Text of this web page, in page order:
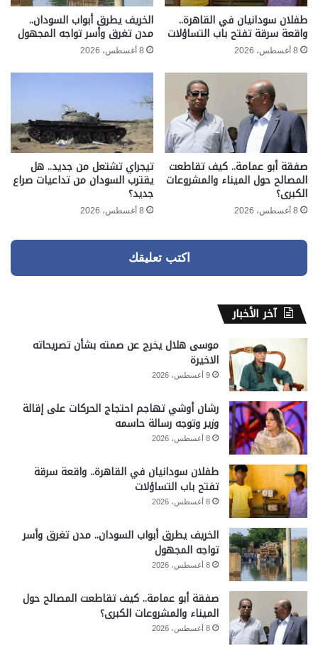
طفلان سودانيان في القاهرة..
واقعة سرقة تفتح باب التساؤلات
8 أغسطس، 2026
الخريف يطرق أبواب السودان..
مدن تغرق وأسر تواجه المجهول
8 أغسطس، 2026
صفقة أبو عمامة.. كيف تقاطعت
المصالح حول الميناء والمشروعات
الكبرى؟
8 أغسطس، 2026
تيجراي تشتعل من جديد.. هل
يقترب السودان من تداعيات صراع
جديد؟
8 أغسطس، 2026
اكتب تعليقك
آخر الأخبار
موسى هلال يخرج عن صمته بشأن تصريحاته
الاخيرة
9 أغسطس، 2026
رشان أوشي تهاجم احتجاج الحركات على إقالة
وزير وتوجه رسالة حاسمه
8 أغسطس، 2026
طفلان سودانيان في القاهرة.. واقعة سرقة
تفتح باب التساؤلات
8 أغسطس، 2026
الخريف يطرق أبواب السودان.. مدن تغرق وأسر
تواجه المجهول
8 أغسطس، 2026
صفقة أبو عمامة.. كيف تقاطعت المصالح حول
الميناء والمشروعات الكبرى؟
8 أغسطس، 2026